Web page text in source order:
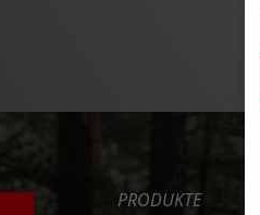
PRODUKTE